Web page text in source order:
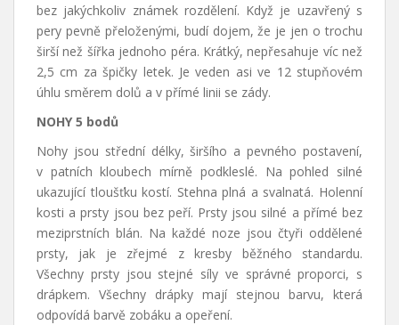
bez jakýchkoliv známek rozdělení. Když je uzavřený s
pery pevně přeloženými, budí dojem, že je jen o trochu
širší než šířka jednoho péra. Krátký, nepřesahuje víc než
2,5 cm za špičky letek. Je veden asi ve 12 stupňovém
úhlu směrem dolů a v přímé linii se zády.
NOHY 5 bodů
Nohy jsou střední délky, širšího a pevného postavení,
v patních kloubech mírně podkleslé. Na pohled silné
ukazující tloušťku kostí. Stehna plná a svalnatá. Holenní
kosti a prsty jsou bez peří. Prsty jsou silné a přímé bez
meziprstních blán. Na každé noze jsou čtyři oddělené
prsty, jak je zřejmé z kresby běžného standardu.
Všechny prsty jsou stejné síly ve správné proporci, s
drápkem. Všechny drápky mají stejnou barvu, která
odpovídá barvě zobáku a opeření.